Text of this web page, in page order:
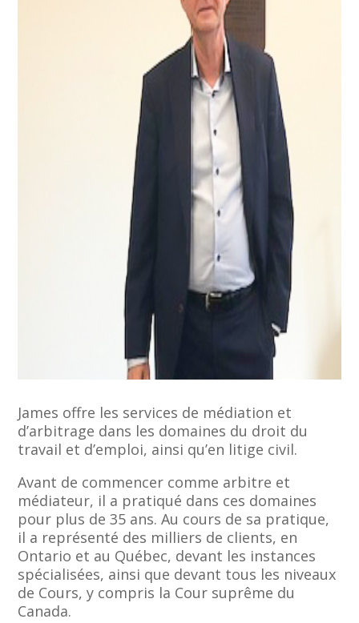
James offre les services de médiation et
d’arbitrage dans les domaines du droit du
travail et d’emploi, ainsi qu’en litige civil.
Avant de commencer comme arbitre et
médiateur, il a pratiqué dans ces domaines
pour plus de 35 ans. Au cours de sa pratique,
il a représenté des milliers de clients, en
Ontario et au Québec, devant les instances
spécialisées, ainsi que devant tous les niveaux
de Cours, y compris la Cour suprême du
Canada.